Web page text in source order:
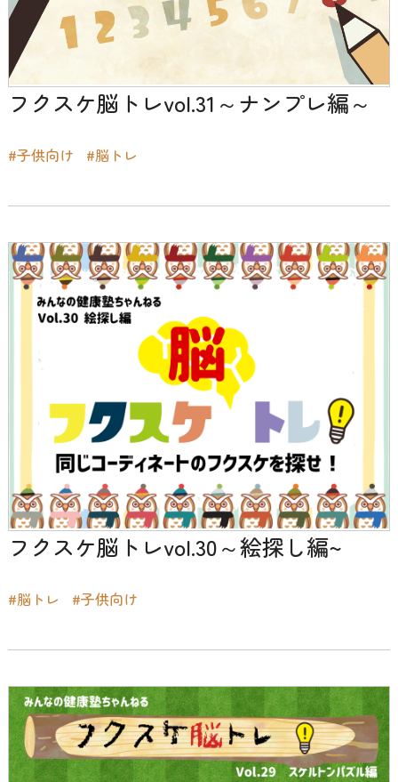
フクスケ脳トレvol.31～ナンプレ編～
#子供向け #脳トレ
フクスケ脳トレvol.30～絵探し編~
#脳トレ #子供向け